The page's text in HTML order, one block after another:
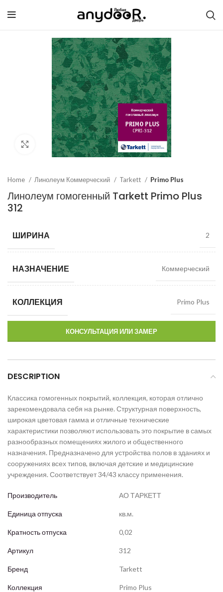
Click to enlarge
Home Линолеум Коммерческий Tarkett Primo Plus
Линолеум гомогенный Tarkett Primo Plus
312
ШИРИНА 2
НАЗНАЧЕНИЕ Коммерческий
КОЛЛЕКЦИЯ Primo Plus
КОНСУЛЬТАЦИЯ ИЛИ ЗАМЕР
DESCRIPTION
Классика гомогенных покрытий, коллекция, которая отлично
зарекомендовала себя на рынке. Структурная поверхность,
широкая цветовая гамма и отличные технические
характеристики позволяют использовать это покрытие в самых
разнообразных помещениях жилого и общественного
назначения. Предназначено для устройства полов в зданиях и
сооружениях всех типов, включая детские и медицинские
учреждения. Соответствует 34/43 классу применения.
Производитель АО ТАРКЕТТ
Единица отпуска кв.м.
Кратность отпуска 0,02
Артикул 312
Бренд Tarkett
Коллекция Primo Plus